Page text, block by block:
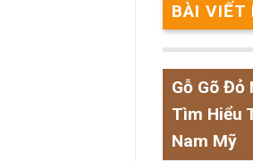
BÀI VIẾT
Gỗ Gõ Đỏ
Tìm Hiểu
Nam Mỹ